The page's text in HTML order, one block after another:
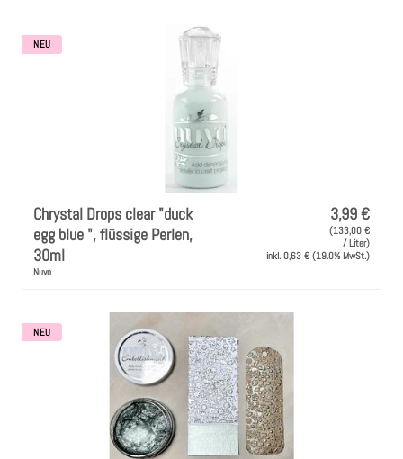
Clear Stamps
Kartendeko Embellishments
Präge-, Universal- Maskierschablonen
Bänder & Garn
Siegelwachs /Papierschöpfen
u
n
g
:
NEU
Chrystal Drops clear "duck
egg blue ", flüssige Perlen,
30ml
Nuvo
3,99 €
(133,00 €
/ Liter)
inkl. 0,63 € (19.0% MwSt.)
NEU